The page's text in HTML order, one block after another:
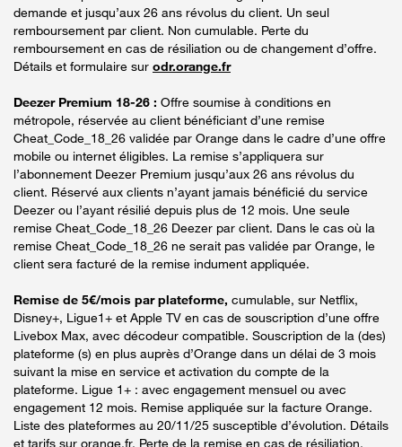
demande et jusqu’aux 26 ans révolus du client. Un seul
remboursement par client. Non cumulable. Perte du
remboursement en cas de résiliation ou de changement d’offre.
Détails et formulaire sur odr.orange.fr
Deezer Premium 18-26 : Offre soumise à conditions en
métropole, réservée au client bénéficiant d’une remise
Cheat_Code_18_26 validée par Orange dans le cadre d’une offre
mobile ou internet éligibles. La remise s’appliquera sur
l’abonnement Deezer Premium jusqu’aux 26 ans révolus du
client. Réservé aux clients n’ayant jamais bénéficié du service
Deezer ou l’ayant résilié depuis plus de 12 mois. Une seule
remise Cheat_Code_18_26 Deezer par client. Dans le cas où la
remise Cheat_Code_18_26 ne serait pas validée par Orange, le
client sera facturé de la remise indument appliquée.
Remise de 5€/mois par plateforme, cumulable, sur Netflix,
Disney+, Ligue1+ et Apple TV en cas de souscription d’une offre
Livebox Max, avec décodeur compatible. Souscription de la (des)
plateforme (s) en plus auprès d’Orange dans un délai de 3 mois
suivant la mise en service et activation du compte de la
plateforme. Ligue 1+ : avec engagement mensuel ou avec
engagement 12 mois. Remise appliquée sur la facture Orange.
Liste des plateformes au 20/11/25 susceptible d’évolution. Détails
et tarifs sur orange.fr. Perte de la remise en cas de résiliation.